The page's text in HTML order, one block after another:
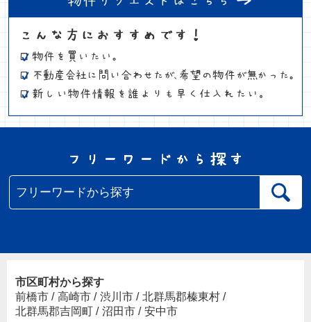
市区町村から探す
前橋市 / 高崎市 / 渋川市 / 北群馬郡榛東村 /
北群馬郡吉岡町 / 沼田市 / 安中市